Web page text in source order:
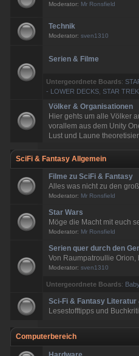
Moderator: Mr Ronsfield
Technik
Moderator:sven1310
Serien & Filme
Untergeordnete Boards:
- LOWER DECKS ,STAR
Völker & Organisationen
Hier gehts um alle Völker
vorallem aus dem Unity
Lust und Laune
SciFi & Fantasy Allgemein
Filme zu SciFi & Fantasy
Alles was nicht zu den
Moderator: Mr Ronsfield
Star Wars
Möge die Macht mit euch
Moderator: Mr Ronsfield
Serien quer durch den
Von Raumpatroullie Orion,
Moderator:sven1310
Untergeordnete Boards:
Sci-Fi & Fantasy Literatur
Lesestofftipps und
Computerbereich